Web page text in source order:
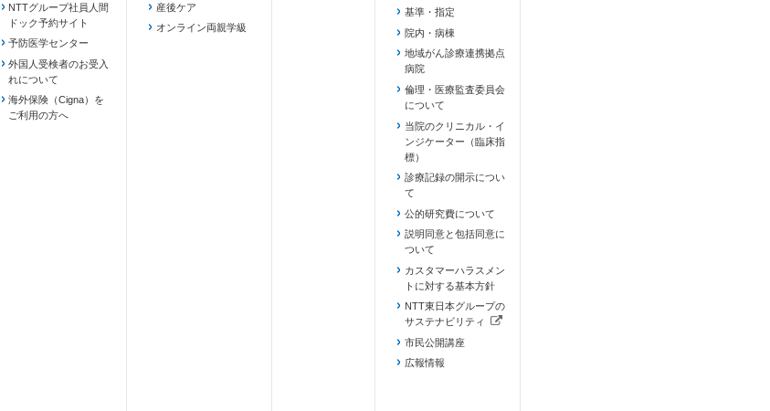
NTTグループ社員人間
ドック予約サイト
予防医学センター
外国人受検者のお受入
れについて
海外保険（Cigna）を
ご利用の方へ
産後ケア
オンライン両親学級
基準・指定
院内・病棟
地域がん診療連携拠点
病院
倫理・医療監査委員会
について
当院のクリニカル・イ
ンジケーター（臨床指
標）
診療記録の開示につい
て
公的研究費について
説明同意と包括同意に
ついて
カスタマーハラスメン
トに対する基本方針
NTT東日本グループの
サステナビリティ
（新しいタブで開きます）
市民公開講座
広報情報